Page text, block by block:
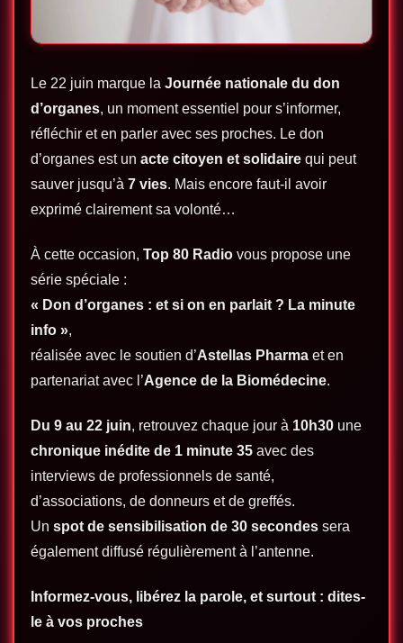
Le 22 juin marque la Journée nationale du don
d’organes, un moment essentiel pour s’informer,
réfléchir et en parler avec ses proches. Le don
d’organes est un acte citoyen et solidaire qui peut
sauver jusqu’à 7 vies. Mais encore faut-il avoir
exprimé clairement sa volonté…
À cette occasion, Top 80 Radio vous propose une
série spéciale :
« Don d’organes : et si on en parlait ? La minute
info »,
réalisée avec le soutien d’Astellas Pharma et en
partenariat avec l’Agence de la Biomédecine.
Du 9 au 22 juin, retrouvez chaque jour à 10h30 une
chronique inédite de 1 minute 35 avec des
interviews de professionnels de santé,
d’associations, de donneurs et de greffés.
Un spot de sensibilisation de 30 secondes sera
également diffusé régulièrement à l’antenne.
Informez-vous, libérez la parole, et surtout : dites-
le à vos proches